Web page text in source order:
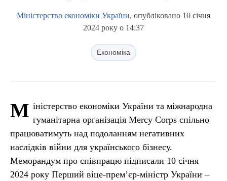
Міністерство економіки України, опубліковано 10 січня
2024 року о 14:37
Економіка
М іністерство економіки України та міжнародна
гуманітарна організація Mercy Corps спільно
працюватимуть над подоланням негативних
наслідків війни для українського бізнесу.
Меморандум про співпрацю підписали 10 січня
2024 року Перший віце-прем’єр-міністр України –